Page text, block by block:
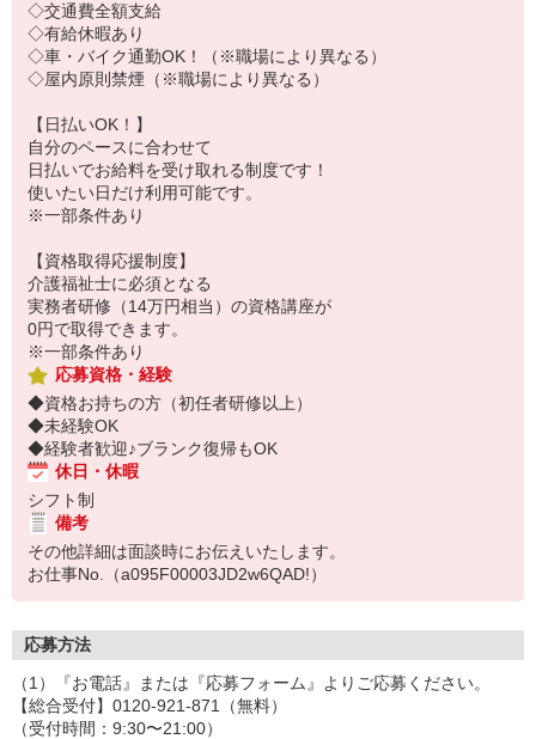
◇交通費全額支給
◇有給休暇あり
◇車・バイク通勤OK！（※職場により異なる）
◇屋内原則禁煙（※職場により異なる）
【日払いOK！】
自分のペースに合わせて
日払いでお給料を受け取れる制度です！
使いたい日だけ利用可能です。
※一部条件あり
【資格取得応援制度】
介護福祉士に必須となる
実務者研修（14万円相当）の資格講座が
0円で取得できます。
※一部条件あり
応募資格・経験
◆資格お持ちの方（初任者研修以上）
◆未経験OK
◆経験者歓迎♪ブランク復帰もOK
休日・休暇
シフト制
備考
その他詳細は面談時にお伝えいたします。
お仕事No.（a095F00003JD2w6QAD!）
応募方法
（1）『お電話』または『応募フォーム』よりご応募ください。
【総合受付】0120-921-871（無料）
（受付時間：9:30〜21:00）